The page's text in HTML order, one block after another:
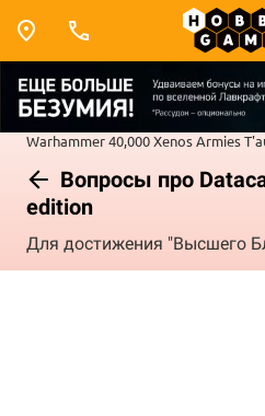
Warhammer 40,000Xenos Armies
Вопросы про
edition
Для достижения "Высшего